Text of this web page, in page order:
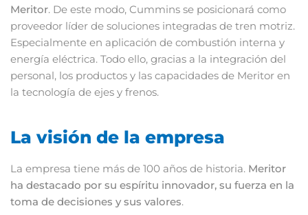
Meritor. De este modo, Cummins se posicionará como
proveedor líder de soluciones integradas de tren motriz.
Especialmente en aplicación de combustión interna y
energía eléctrica. Todo ello, gracias a la integración del
personal, los productos y las capacidades de Meritor en
la tecnología de ejes y frenos.
La visión de la empresa
La empresa tiene más de 100 años de historia. Meritor
ha destacado por su espíritu innovador, su fuerza en la
toma de decisiones y sus valores.